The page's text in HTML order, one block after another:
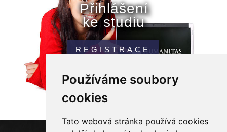
Používáme soubory
cookies
Tato webová stránka používá cookies
Přihlášení
ke studiu
REGISTRACE